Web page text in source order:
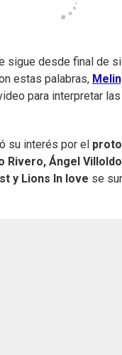
desde final de
estas palabras,
para interpretar
su interés por el
Rivero, Ángel
y Lions In love se